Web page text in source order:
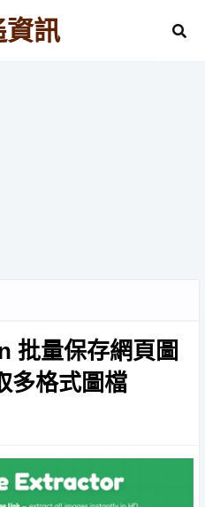
資訊
批量保存網頁圖
多格式圖檔